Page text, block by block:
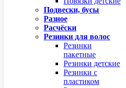
Подвески, бусы
Разное
Расчёски
Резинки для волос
Резинки
пакетные
Резинки детские
Резинки с
пластиком